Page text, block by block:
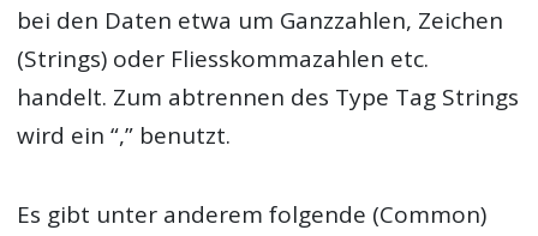
bei den Daten etwa um Ganzzahlen, Zeichen
(Strings) oder Fliesskommazahlen etc.
handelt. Zum abtrennen des Type Tag Strings
wird ein “,” benutzt.
Es gibt unter anderem folgende (Common)